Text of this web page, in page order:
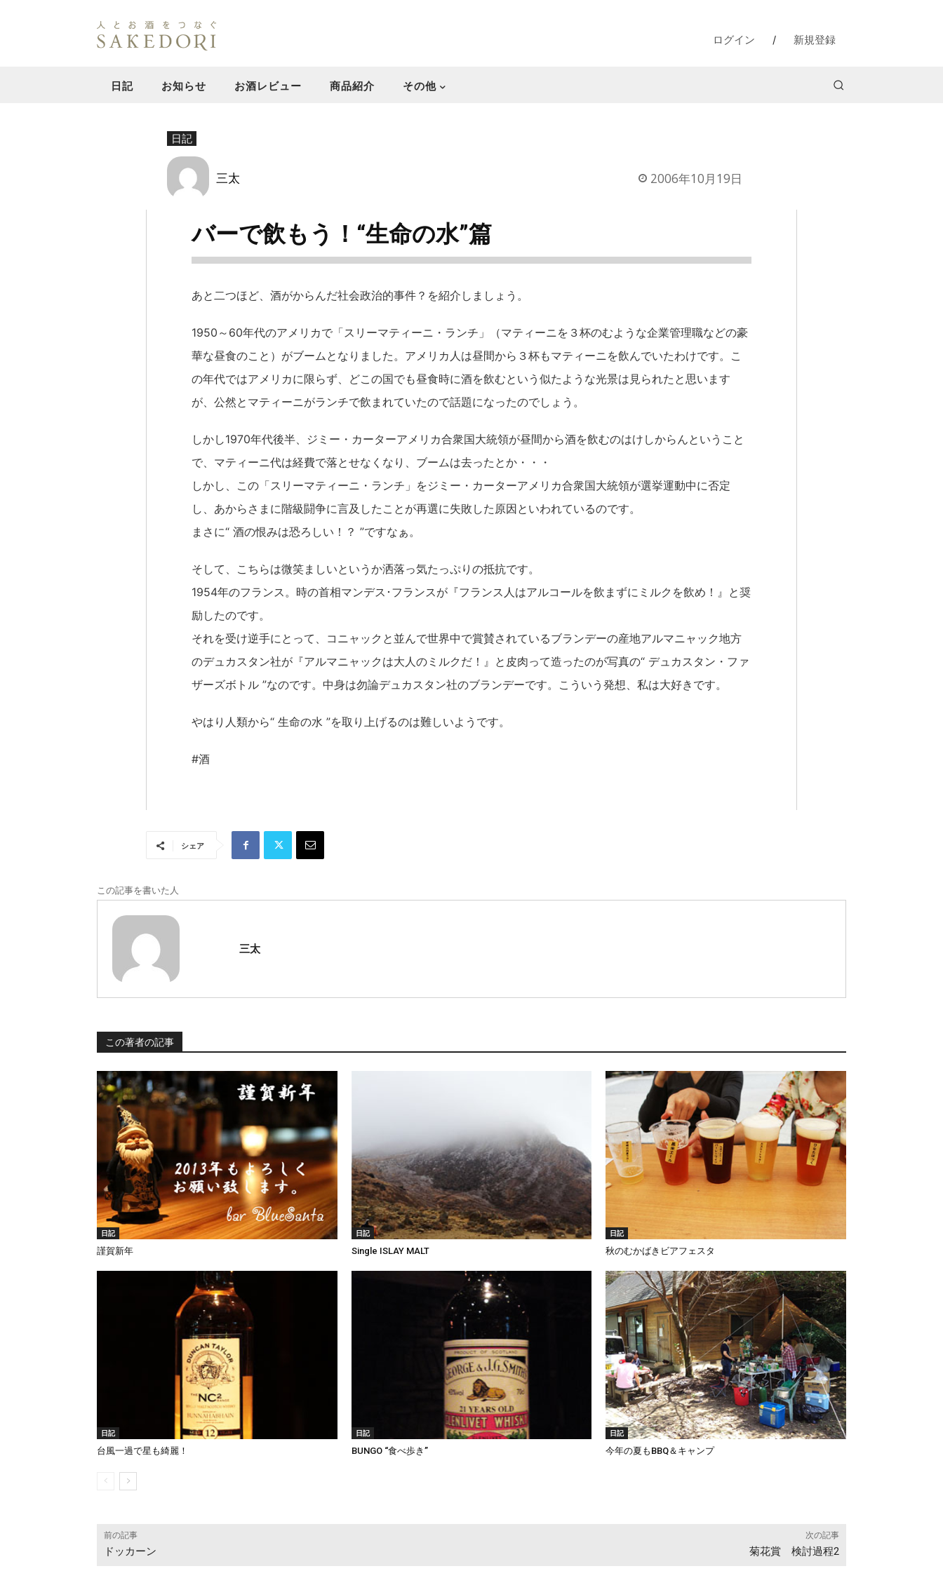
ログイン / 新規登録
日記 お知らせ お酒レビュー 商品紹介 その他
日記
三太 2006年10月19日
バーで飲もう！“生命の水”篇
あと二つほど、酒がからんだ社会政治的事件？を紹介しましょう。
1950～60年代のアメリカで「スリーマティーニ・ランチ」（マティーニを３杯のむような企業管理職などの豪
華な昼食のこと）がブームとなりました。アメリカ人は昼間から３杯もマティーニを飲んでいたわけです。こ
の年代ではアメリカに限らず、どこの国でも昼食時に酒を飲むという似たような光景は見られたと思います
が、公然とマティーニがランチで飲まれていたので話題になったのでしょう。
しかし1970年代後半、ジミー・カーターアメリカ合衆国大統領が昼間から酒を飲むのはけしからんということ
で、マティーニ代は経費で落とせなくなり、ブームは去ったとか・・・
しかし、この「スリーマティーニ・ランチ」をジミー・カーターアメリカ合衆国大統領が選挙運動中に否定
し、あからさまに階級闘争に言及したことが再選に失敗した原因といわれているのです。
まさに“ 酒の恨みは恐ろしい！？ ”ですなぁ。
そして、こちらは微笑ましいというか洒落っ気たっぷりの抵抗です。
1954年のフランス。時の首相マンデス･フランスが『フランス人はアルコールを飲まずにミルクを飲め！』と奨
励したのです。
それを受け逆手にとって、コニャックと並んで世界中で賞賛されているブランデーの産地アルマニャック地方
のデュカスタン社が『アルマニャックは大人のミルクだ！』と皮肉って造ったのが写真の“ デュカスタン・ファ
ザーズボトル ”なのです。中身は勿論デュカスタン社のブランデーです。こういう発想、私は大好きです。
やはり人類から“ 生命の水 ”を取り上げるのは難しいようです。
#酒
シェア
この記事を書いた人
三太
この著者の記事
日記
謹賀新年
日記
Single ISLAY MALT
日記
秋のむかばきビアフェスタ
日記
台風一過で星も綺麗！
日記
BUNGO “食べ歩き”
日記
今年の夏もBBQ＆キャンプ
前の記事
ドッカーン
次の記事
菊花賞 検討過程2